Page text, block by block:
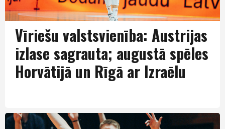
Vīriešu valstsvienība: Austrijas
izlase sagrauta; augustā spēles
Horvātijā un Rīgā ar Izraēlu
Izlase